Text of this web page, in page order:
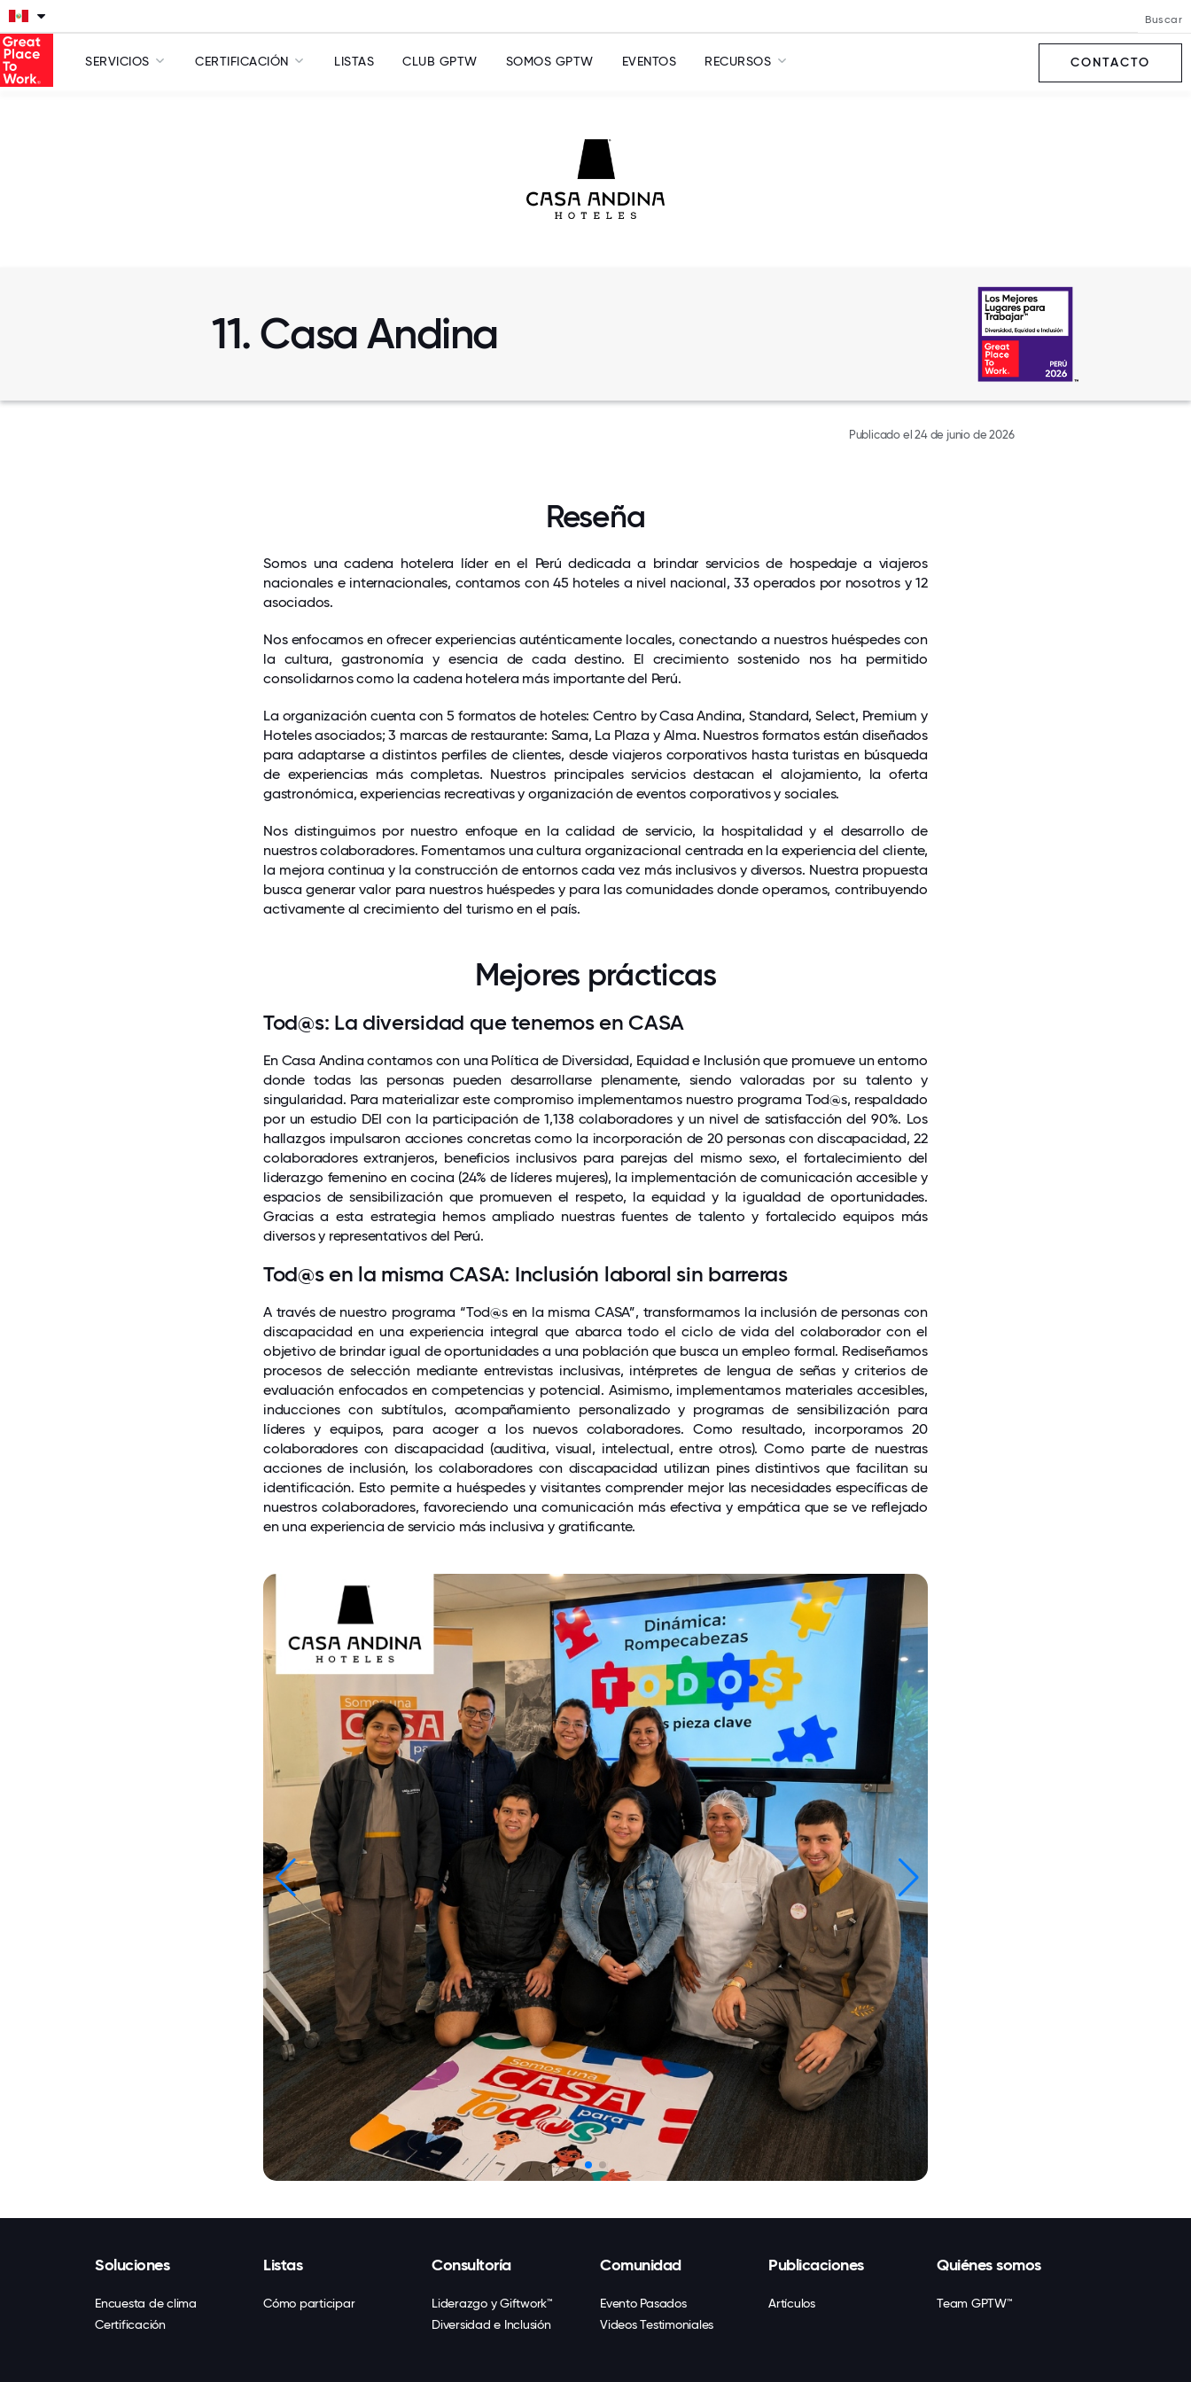
Buscar
SERVICIOS CERTIFICACIÓN LISTAS CLUB GPTW SOMOS GPTW EVENTOS RECURSOS CONTACTO
11. Casa Andina
Publicado el 24 de junio de 2026
Reseña
Somos una cadena hotelera líder en el Perú dedicada a brindar servicios de hospedaje a viajeros
nacionales e internacionales, contamos con 45 hoteles a nivel nacional, 33 operados por nosotros y 12
asociados.
Nos enfocamos en ofrecer experiencias auténticamente locales, conectando a nuestros huéspedes con
la cultura, gastronomía y esencia de cada destino. El crecimiento sostenido nos ha permitido
consolidarnos como la cadena hotelera más importante del Perú.
La organización cuenta con 5 formatos de hoteles: Centro by Casa Andina, Standard, Select, Premium y
Hoteles asociados; 3 marcas de restaurante: Sama, La Plaza y Alma. Nuestros formatos están diseñados
para adaptarse a distintos perfiles de clientes, desde viajeros corporativos hasta turistas en búsqueda
de experiencias más completas. Nuestros principales servicios destacan el alojamiento, la oferta
gastronómica, experiencias recreativas y organización de eventos corporativos y sociales.
Nos distinguimos por nuestro enfoque en la calidad de servicio, la hospitalidad y el desarrollo de
nuestros colaboradores. Fomentamos una cultura organizacional centrada en la experiencia del cliente,
la mejora continua y la construcción de entornos cada vez más inclusivos y diversos. Nuestra propuesta
busca generar valor para nuestros huéspedes y para las comunidades donde operamos, contribuyendo
activamente al crecimiento del turismo en el país.
Mejores prácticas
Tod@s: La diversidad que tenemos en CASA
En Casa Andina contamos con una Política de Diversidad, Equidad e Inclusión que promueve un entorno
donde todas las personas pueden desarrollarse plenamente, siendo valoradas por su talento y
singularidad. Para materializar este compromiso implementamos nuestro programa Tod@s, respaldado
por un estudio DEI con la participación de 1,138 colaboradores y un nivel de satisfacción del 90%. Los
hallazgos impulsaron acciones concretas como la incorporación de 20 personas con discapacidad, 22
colaboradores extranjeros, beneficios inclusivos para parejas del mismo sexo, el fortalecimiento del
liderazgo femenino en cocina (24% de líderes mujeres), la implementación de comunicación accesible y
espacios de sensibilización que promueven el respeto, la equidad y la igualdad de oportunidades.
Gracias a esta estrategia hemos ampliado nuestras fuentes de talento y fortalecido equipos más
diversos y representativos del Perú.
Tod@s en la misma CASA: Inclusión laboral sin barreras
A través de nuestro programa “Tod@s en la misma CASA”, transformamos la inclusión de personas con
discapacidad en una experiencia integral que abarca todo el ciclo de vida del colaborador con el
objetivo de brindar igual de oportunidades a una población que busca un empleo formal. Rediseñamos
procesos de selección mediante entrevistas inclusivas, intérpretes de lengua de señas y criterios de
evaluación enfocados en competencias y potencial. Asimismo, implementamos materiales accesibles,
inducciones con subtítulos, acompañamiento personalizado y programas de sensibilización para
líderes y equipos, para acoger a los nuevos colaboradores. Como resultado, incorporamos 20
colaboradores con discapacidad (auditiva, visual, intelectual, entre otros). Como parte de nuestras
acciones de inclusión, los colaboradores con discapacidad utilizan pines distintivos que facilitan su
identificación. Esto permite a huéspedes y visitantes comprender mejor las necesidades específicas de
nuestros colaboradores, favoreciendo una comunicación más efectiva y empática que se ve reflejado
en una experiencia de servicio más inclusiva y gratificante.
Soluciones
Encuesta de clima
Certificación
Listas
Cómo participar
Consultoría
Liderazgo y Giftwork™
Diversidad e Inclusión
Comunidad
Evento Pasados
Videos Testimoniales
Publicaciones
Artículos
Quiénes somos
Team GPTW™